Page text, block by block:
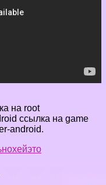
на root
ссылка на game
android.
хейэто